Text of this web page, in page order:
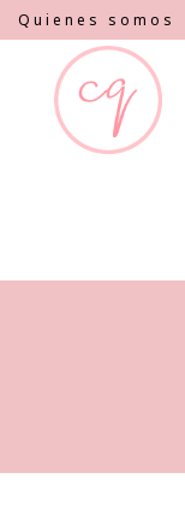
Quienes somos